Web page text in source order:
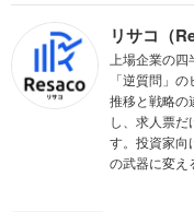
リサコ（
上場企業の
「逆質問」
推移と戦略の
し、求人票
す。投資家向
の武器に変え